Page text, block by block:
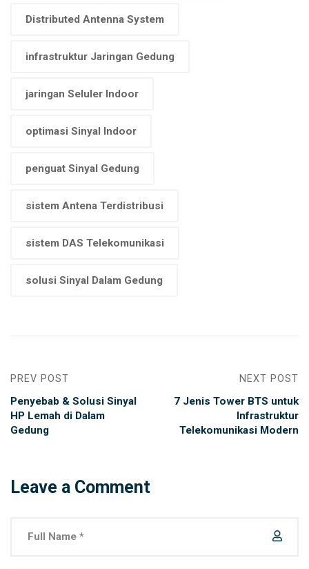
Distributed Antenna System
infrastruktur Jaringan Gedung
jaringan Seluler Indoor
optimasi Sinyal Indoor
penguat Sinyal Gedung
sistem Antena Terdistribusi
sistem DAS Telekomunikasi
solusi Sinyal Dalam Gedung
PREV POST
Penyebab & Solusi Sinyal
HP Lemah di Dalam
Gedung
NEXT POST
7 Jenis Tower BTS untuk
Infrastruktur
Telekomunikasi Modern
Leave a Comment